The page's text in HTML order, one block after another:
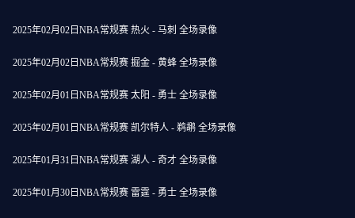
2025年02月02日NBA常规赛 热火 - 马刺 全场录像
2025年02月02日NBA常规赛 掘金 - 黄蜂 全场录像
2025年02月01日NBA常规赛 太阳 - 勇士 全场录像
2025年02月01日NBA常规赛 凯尔特人 - 鹈鹕 全场录像
2025年01月31日NBA常规赛 湖人 - 奇才 全场录像
2025年01月30日NBA常规赛 雷霆 - 勇士 全场录像